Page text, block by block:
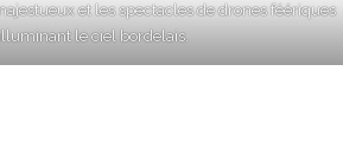
et les spectacles de drones féériques
le ciel bordelais.